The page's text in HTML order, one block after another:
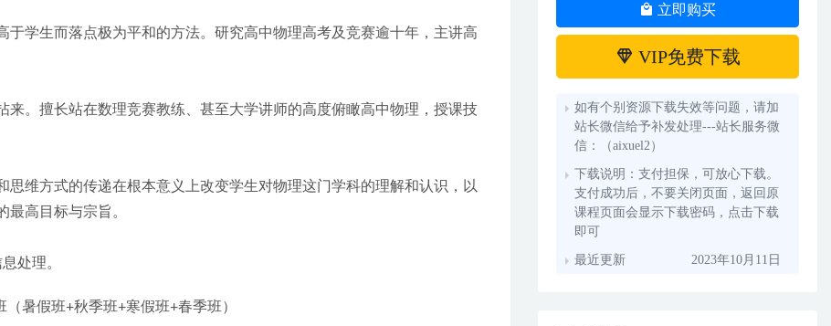
学生而落点极为平和的方法。研究高中物理高考及竞赛逾十年，主讲高
。擅长站在数理竞赛教练、甚至大学讲师的高度俯瞰高中物理，授课技
维方式的传递在根本意义上改变学生对物理这门学科的理解和认识，以
高目标与宗旨。
处理。
暑假班+秋季班+寒假班+春季班）
立即购买
VIP免费下载
如有个别资源下载失效等问题，请加
站长微信给予补发处理---站长服务微
信：（aixuel2）
下载说明：支付担保，可放心下载。
支付成功后，不要关闭页面，返回原
课程页面会显示下载密码，点击下载
即可
最近更新 2023年10月11日